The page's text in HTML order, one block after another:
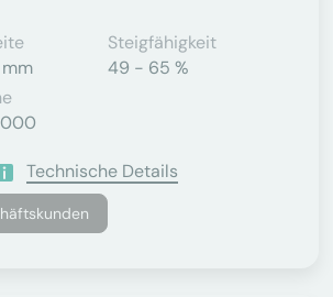
Steigfähigkeit
49 - 65 %
Technische Details